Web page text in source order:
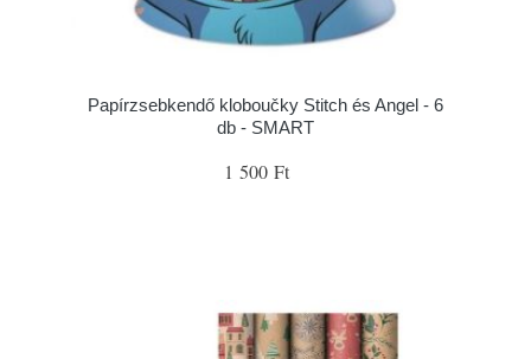
Papírzsebkendő kloboučky Stitch és Angel - 6
db - SMART
1 500 Ft